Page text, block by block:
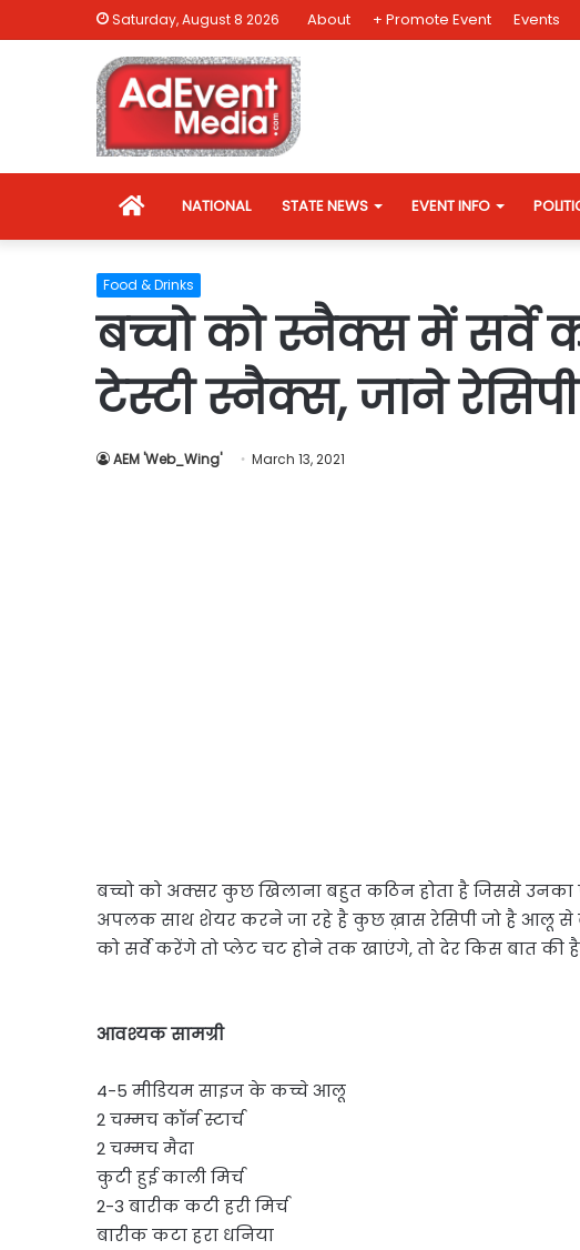
Saturday, August 8 2026 About + Promote Event Events
HOMENATIONAL STATE NEWS EVENT INFO
Food & Drinks
बच्चो को स्नैक्स में
टेस्टी स्नैक्स, जाने रेसिपी
AEM 'Web_Wing' March 13, 2021
बच्चो को अक्सर कुछ खिलाना बहुत कठिन होता है जिससे उनका
अपलक साथ शेयर करने जा रहे है कुछ ख़ास रेसिपी जो है आलू से
को सर्वे करेंगे तो प्लेट चट होने तक खाएंगे, तो देर किस बात की
आवश्यक सामग्री
4-5 मीडियम साइज के कच्चे आलू
2 चम्मच कॉर्न स्टार्च
2 चम्मच मैदा
कुटी हुई काली मिर्च
2-3 बारीक कटी हरी मिर्च
बारीक कटा हरा धनिया